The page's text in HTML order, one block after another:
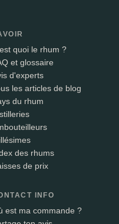
quoi le rhum ?
et glossaire
d'experts
les articles de blog
du rhum
des rhums
de prix
INFO
est ma commande ?